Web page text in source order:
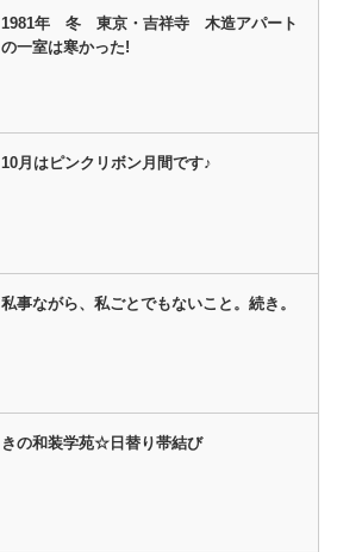
1981年 冬 東京・吉祥寺 木造アパート
の一室は寒かった!
10月はピンクリボン月間です♪
私事ながら、私ごとでもないこと。続き。
きの和装学苑☆日替り帯結び